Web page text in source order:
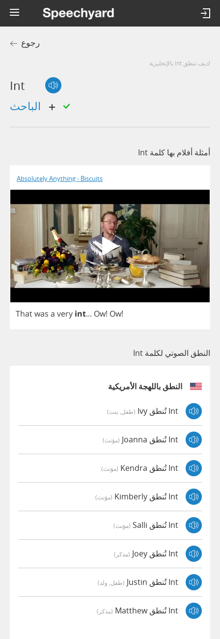
رجوع
كيف تنطق int بالإنجليزية
Int
أمثلة أفلام بها كلمة Int
Absolutely Anything - Biscuits
Thatwas a very int... Ow! Ow!
النطق الصوتي لكلمة Int
النطق باللهجة الأمريكية
Int تُنطق Ivy (طفل, بنت)
Int تُنطق Joanna (مؤنث)
Int تُنطق Kendra (مؤنث)
Int تُنطق Kimberly (مؤنث)
Int تُنطق Salli (مؤنث)
Int تُنطق Joey (مذكر)
Int تُنطق Justin (طفل, ولد)
Int تُنطق Matthew (مذكر)